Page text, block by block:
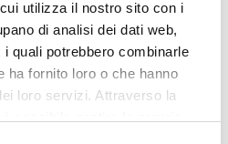
utilizza il nostro sito con i
di analisi dei dati web,
quali potrebbero combinarle
ha fornito loro o che hanno
loro servizi. Attraverso la